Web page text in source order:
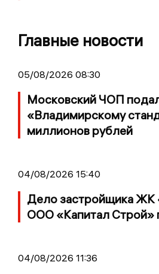
Главные новости
05/08/2026 08:30
Московский ЧОП
«Владимирскому
миллионов рублей
04/08/2026 15:40
Дело застройщика ЖК
ООО «Капитал Строй»
04/08/2026 11:36